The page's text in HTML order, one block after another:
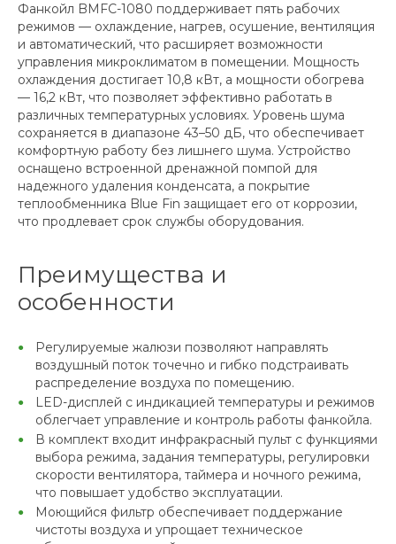
Фанкойл BMFC-1080 поддерживает пять рабочих
режимов — охлаждение, нагрев, осушение, вентиляция
и автоматический, что расширяет возможности
управления микроклиматом в помещении. Мощность
охлаждения достигает 10,8 кВт, а мощности обогрева
— 16,2 кВт, что позволяет эффективно работать в
различных температурных условиях. Уровень шума
сохраняется в диапазоне 43–50 дБ, что обеспечивает
комфортную работу без лишнего шума. Устройство
оснащено встроенной дренажной помпой для
надежного удаления конденсата, а покрытие
теплообменника Blue Fin защищает его от коррозии,
что продлевает срок службы оборудования.
Преимущества и
особенности
Регулируемые жалюзи позволяют направлять
воздушный поток точечно и гибко подстраивать
распределение воздуха по помещению.
LED-дисплей с индикацией температуры и режимов
облегчает управление и контроль работы фанкойла.
В комплект входит инфракрасный пульт с функциями
выбора режима, задания температуры, регулировки
скорости вентилятора, таймера и ночного режима,
что повышает удобство эксплуатации.
Моющийся фильтр обеспечивает поддержание
чистоты воздуха и упрощает техническое